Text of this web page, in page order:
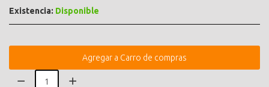
Existencia: Disponible
Agregar a Carro de compras